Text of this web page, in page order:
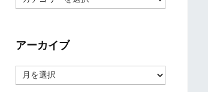
テ
ー
アーカイブ
ー